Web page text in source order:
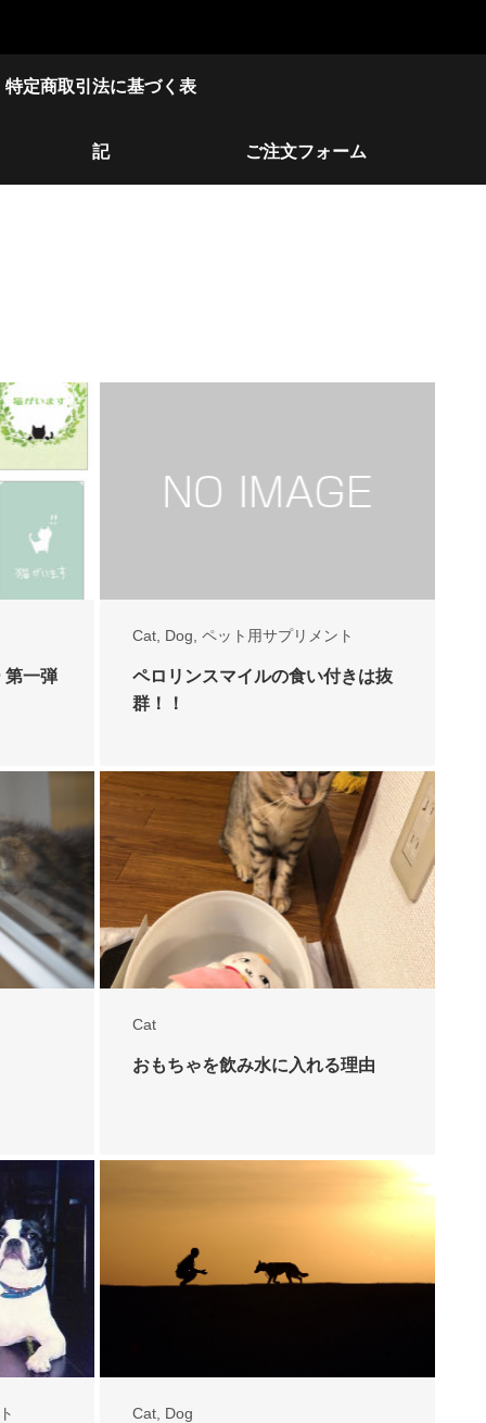
特定商取引法に基づく表
記 ご注文フォーム
第一弾
Cat Dog ,ペット用サプリメント
ペロリンスマイルの食い付きは抜
群！！
Cat
おもちゃを飲み水に入れる理由
Cat Dog